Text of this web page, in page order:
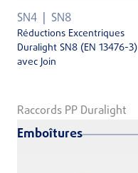
SN4 SN8
Réductions Excentriques
Duralight SN8 (EN 13476-3)
avec Join
Raccords PP Duralight
Emboîtures